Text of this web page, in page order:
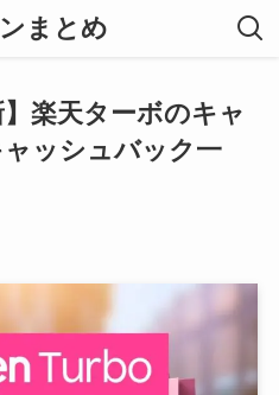
まとめ
】楽天ターボのキャ
ッシュバック一